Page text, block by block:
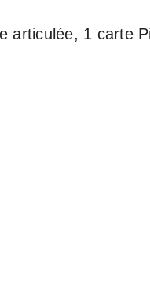
articulée, 1 carte